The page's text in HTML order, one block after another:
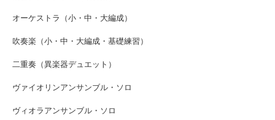
オーケストラ（小・中・大編成）
吹奏楽（小・中・大編成・基礎練習）
二重奏（異楽器デュエット）
ヴァイオリンアンサンブル・ソロ
ヴィオラアンサンブル・ソロ